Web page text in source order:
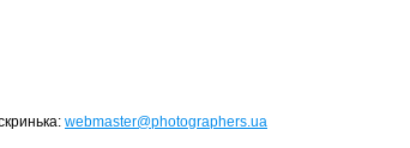
webmaster@photographers.ua